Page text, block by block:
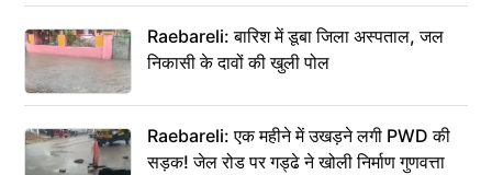
Raebareli: बारिश में डूबा जिला अस्पताल, जल
निकासी के दावों की खुली पोल
Raebareli: एक महीने में उखड़ने लगी PWD की
सड़क! जेल रोड पर गड्ढे ने खोली निर्माण गुणवत्ता